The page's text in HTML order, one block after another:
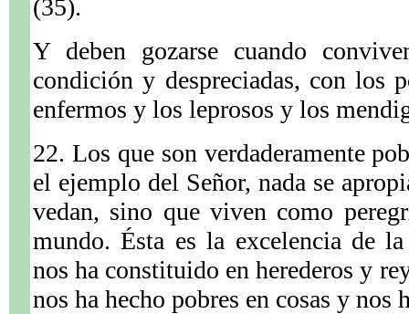
(35).
Y deben gozarse cuando
condición y despreciadas, con los
enfermos y los leprosos y los
22. Los que son verdaderamente
el ejemplo del Señor, nada se
vedan, sino que viven como
mundo. Ésta es la excelencia de
nos ha constituido en herederos y
nos ha hecho pobres en cosas y